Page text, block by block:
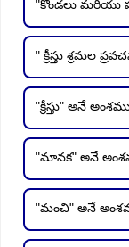
"కొండలు మరియు
" క్రీస్తు శ్రమల
"క్రీస్తు" అనే
"మానక" అనే
"మంచి" అనే